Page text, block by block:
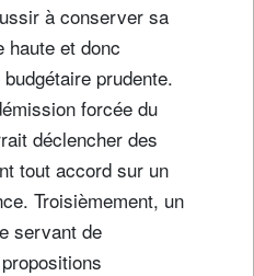
à conserver sa
haute et donc
prudente.
forcée du
déclencher des
tout accord sur un
Troisièmement, un
servant de